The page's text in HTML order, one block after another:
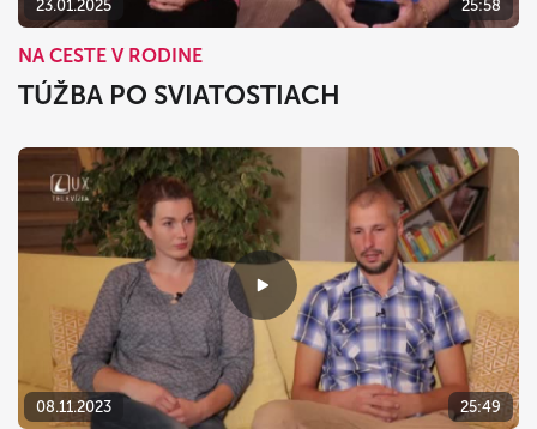
23.01.2025 25:58
NA CESTE V RODINE
TÚŽBA PO SVIATOSTIACH
08.11.2023 25:49